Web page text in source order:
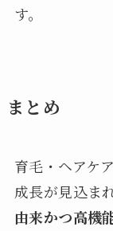
す。
まとめ
育毛・ヘアケ
成長が見込ま
由来かつ高機